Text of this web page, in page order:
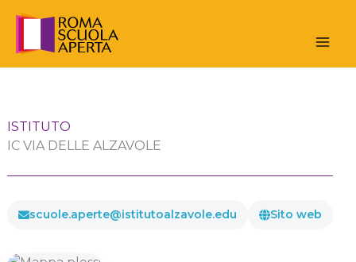
contenuto
ISTITUTO
IC VIA DELLE ALZAVOLE
scuole.aperte@istitutoalzavole.edu Sito web